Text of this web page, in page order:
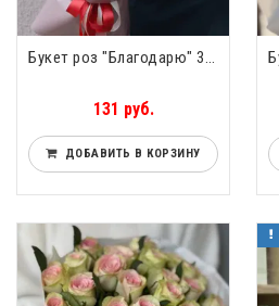
Букет роз "Благодарю" 31 роза
131 руб.
ДОБАВИТЬ В КОРЗИНУ